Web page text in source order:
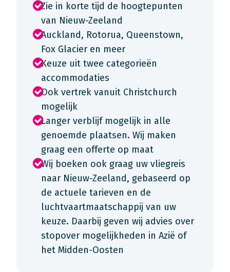
Zie in korte tijd de hoogtepunten
van Nieuw-Zeeland
Auckland, Rotorua, Queenstown,
Fox Glacier en meer
Keuze uit twee categorieën
accommodaties
Ook vertrek vanuit Christchurch
mogelijk
Langer verblijf mogelijk in alle
genoemde plaatsen. Wij maken
graag een offerte op maat
Wij boeken ook graag uw vliegreis
naar Nieuw-Zeeland, gebaseerd op
de actuele tarieven en de
luchtvaartmaatschappij van uw
keuze. Daarbij geven wij advies over
stopover mogelijkheden in Azië of
het Midden-Oosten